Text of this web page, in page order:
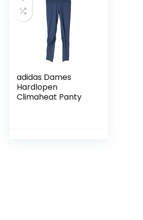
adidas Dames
Hardlopen
Climaheat Panty